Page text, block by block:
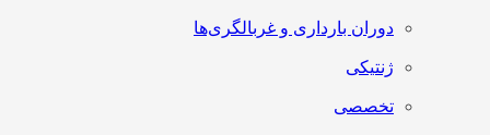
دوران بارداری و غربالگری‌ها
ژنتیکی
تخصصی